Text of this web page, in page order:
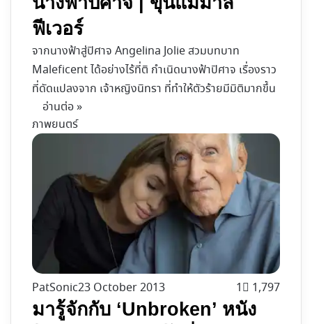
ฟีเวอร์
จากนางฟ้าสู่ปิศาจ Angelina Jolie สวมบทบาท
Maleficent ได้อย่างไร้ที่ติ กำเนิดนางฟ้าปิศาจ เรื่องราว
ที่ดัดแปลงจาก เจ้าหญิงนิทรา ที่ทำให้ตัวร้ายมีมิติมากขึ้น
อ่านต่อ »
ภาพยนตร์
PatSonic23 October 2013 1 1,797
มารู้จักกับ ‘Unbroken’ หนัง